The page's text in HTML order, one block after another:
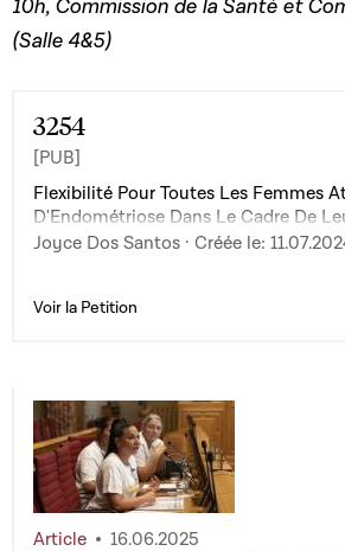
10h, Commission de la Santé et
(Salle 4&5)
3254
[PUB]
Flexibilité Pour Toutes Les Femmes
D'Endométriose Dans Le Cadre De
Joyce Dos Santos · Créée le:
Voir la Petition
Article 16.06.2025